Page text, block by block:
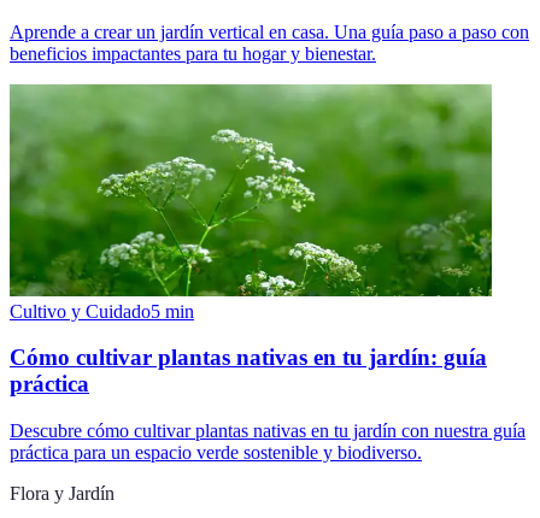
Aprende a crear un jardín vertical en casa. Una guía paso a paso con
beneficios impactantes para tu hogar y bienestar.
Cultivo y Cuidado5 min
Cómo cultivar plantas nativas en tu jardín: guía
práctica
Descubre cómo cultivar plantas nativas en tu jardín con nuestra guía
práctica para un espacio verde sostenible y biodiverso.
Flora y Jardín